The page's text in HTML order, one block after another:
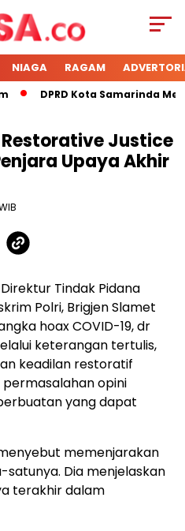
NIAGA RAGAM
DPRD Kota Samarinda
Justice
Upaya Akhir
Direktur Tindak Pidana
Polri, Brigjen Slamet
hoax COVID-19, dr
keterangan tertulis,
keadilan restoratif
opini
yang dapat
memenjarakan
satunya. Dia menjelaskan
terakhir dalam